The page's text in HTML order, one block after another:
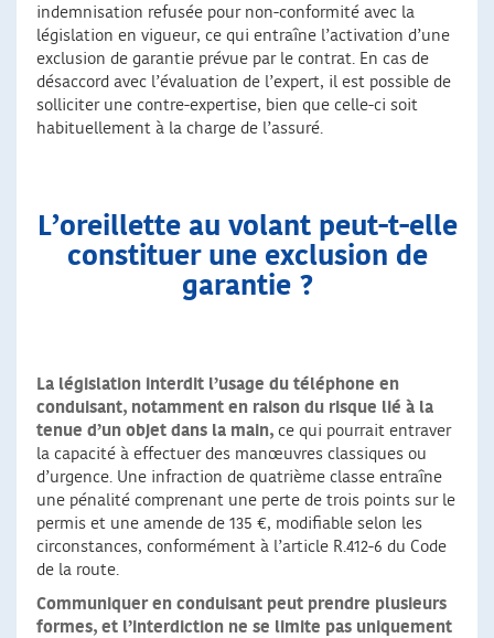
indemnisation refusée pour non-conformité avec la
législation en vigueur, ce qui entraîne l’activation d’une
exclusion de garantie prévue par le contrat. En cas de
désaccord avec l’évaluation de l’expert, il est possible de
solliciter une contre-expertise, bien que celle-ci soit
habituellement à la charge de l’assuré.
L’oreillette au volant peut-t-elle
constituer une exclusion de
garantie ?
La législation interdit l’usage du téléphone en
conduisant, notamment en raison du risque lié à la
tenue d’un objet dans la main, ce qui pourrait entraver
la capacité à effectuer des manœuvres classiques ou
d’urgence. Une infraction de quatrième classe entraîne
une pénalité comprenant une perte de trois points sur le
permis et une amende de 135 €, modifiable selon les
circonstances, conformément à l’article R.412-6 du Code
de la route.
Communiquer en conduisant peut prendre plusieurs
formes, et l’interdiction ne se limite pas uniquement